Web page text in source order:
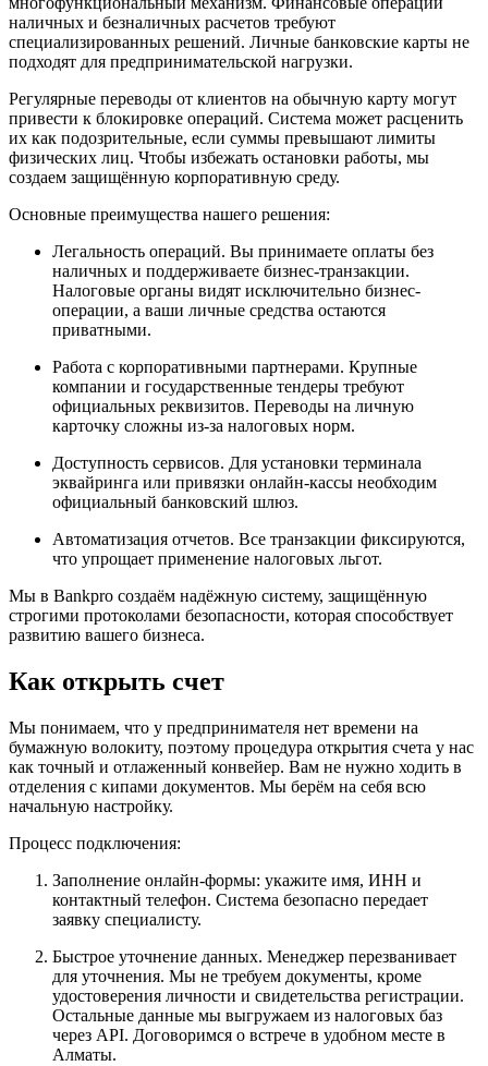
наличных и безналичных расчетов требуют
специализированных решений. Личные банковские карты не
подходят для предпринимательской нагрузки.
Регулярные переводы от клиентов на обычную карту могут
привести к блокировке операций. Система может расценить
их как подозрительные, если суммы превышают лимиты
физических лиц. Чтобы избежать остановки работы, мы
создаем защищённую корпоративную среду.
Основные преимущества нашего решения:
Легальность операций. Вы принимаете оплаты без
наличных и поддерживаете бизнес-транзакции.
Налоговые органы видят исключительно бизнес-
операции, а ваши личные средства остаются
приватными.
Работа с корпоративными партнерами. Крупные
компании и государственные тендеры требуют
официальных реквизитов. Переводы на личную
карточку сложны из-за налоговых норм.
Доступность сервисов. Для установки терминала
эквайринга или привязки онлайн-кассы необходим
официальный банковский шлюз.
Автоматизация отчетов. Все транзакции фиксируются,
что упрощает применение налоговых льгот.
Мы в Bankpro создаём надёжную систему, защищённую
строгими протоколами безопасности, которая способствует
развитию вашего бизнеса.
Как открыть счет
Мы понимаем, что у предпринимателя нет времени на
бумажную волокиту, поэтому процедура открытия счета у нас
как точный и отлаженный конвейер. Вам не нужно ходить в
отделения с кипами документов. Мы берём на себя всю
начальную настройку.
Процесс подключения:
Заполнение онлайн-формы: укажите имя, ИНН и
контактный телефон. Система безопасно передает
заявку специалисту.
Быстрое уточнение данных. Менеджер перезванивает
для уточнения. Мы не требуем документы, кроме
удостоверения личности и свидетельства регистрации.
Остальные данные мы выгружаем из налоговых баз
через API. Договоримся о встрече в удобном месте в
Алматы.